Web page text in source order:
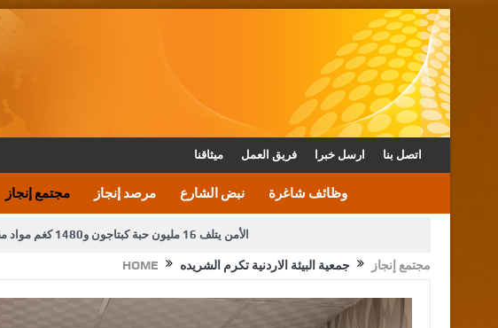
ميثاقنا فريق العمل ارسل خبرا اتصل بنا
مجتمع إنجاز مرصد إنجاز نبض الشارع وظائف شاغرة
الأمن يتلف 16 مليون حبة كبتاجون و1480 كغم مواد مخدرة
دعوة المكلفين بخدمة العلم (الدفعة الثالثة) إلى مراجعة منصة خدمة العلم
HOME مجتمع إنجاز جمعية البيئة الاردنية تكرم الشريده